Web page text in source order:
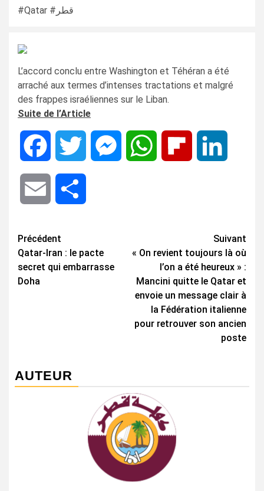
#Qatar #قطر
L’accord conclu entre Washington et Téhéran a été
arraché aux termes d’intenses tractations et malgré
des frappes israéliennes sur le Liban.
Suite de l’Article
Facebook Twitter MessengerWhatsApp Flipboard
Email
Navigation
d’article
Précédent
Qatar-Iran : le pacte
secret qui embarrasse
Doha
Suivant
« On revient toujours là où
l’on a été heureux » :
Mancini quitte le Qatar et
envoie un message clair à
la Fédération italienne
pour retrouver son ancien
poste
AUTEUR